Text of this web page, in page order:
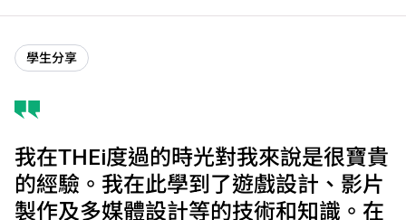
學生分享
我在THEi度過的時光對我來說是很寶貴
的經驗。我在此學到了遊戲設計、影片
製作及多媒體設計等的技術和知識。在